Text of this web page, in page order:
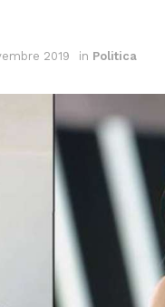
2019 in Politica